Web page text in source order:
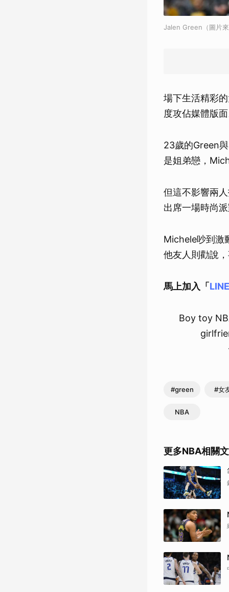
Jalen Green（圖片
場下生活精彩
度攻佔媒體版
23歲的Green
是姐弟戀，
但這不影響兩
出席一場時尚
Michele吵到激
他友人則勸說
馬上加入「
Boy toy
#green #女
NBA
更多NBA相關